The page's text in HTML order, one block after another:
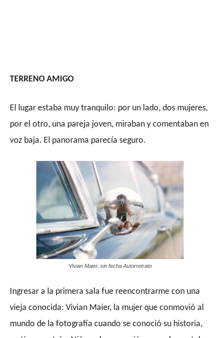
TERRENO AMIGO
El lugar estaba muy tranquilo: por un lado, dos mujeres,
por el otro, una pareja joven, miraban y comentaban en
voz baja. El panorama parecía seguro.
Vivian Maier, sin fecha Autorretrato
Ingresar a la primera sala fue reencontrarme con una
vieja conocida: Vivian Maier, la mujer que conmovió al
mundo de la fotografía cuando se conoció su historia,